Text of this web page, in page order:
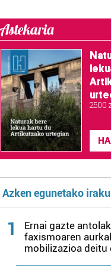
Astekaria
2.500
Azken egunetako
1
Ernai gazte
faxismoaren
mobilizazioa deitu